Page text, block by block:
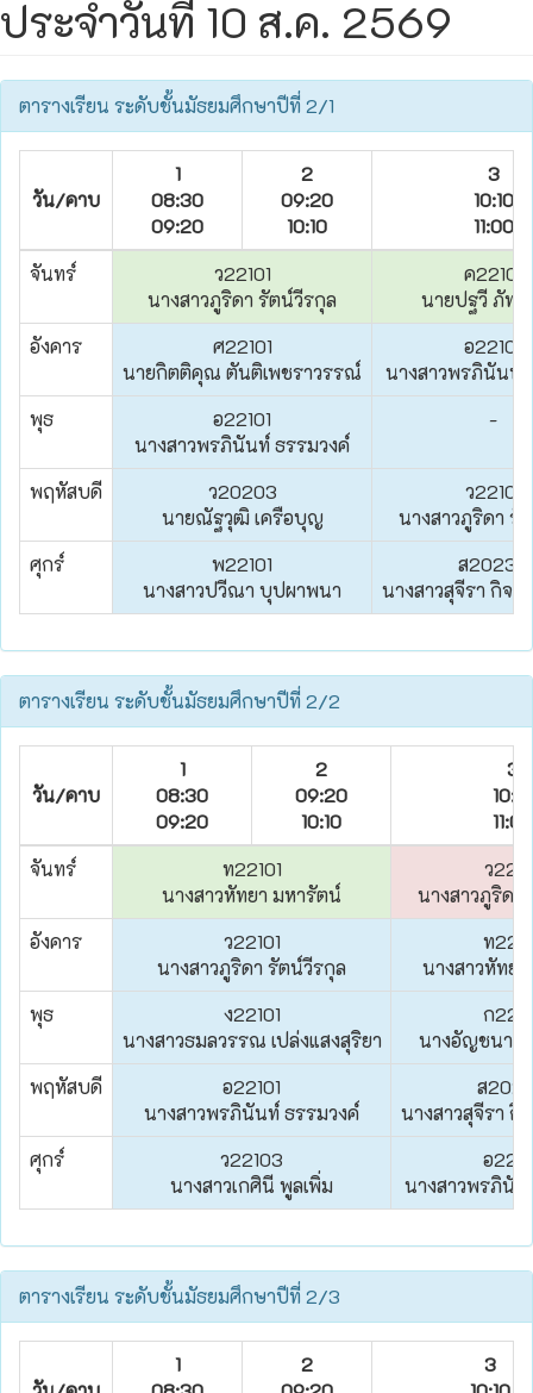
ประจำวันที่ 10 ส.ค. 2569
ตารางเรียน ระดับชั้นมัธยมศึกษาปีที่ 2/1
วัน/คาบ
1
08:30
09:20
2
09:20
10:10
3
10:10
11:00
จันทร์
ว22101
นางสาวภูริดา รัตน์วีรกุล
ค22101
นายปฐวี ภัทร
อังคาร
ศ22101
นายกิตติคุณ ตันติเพชราวรรณ์
อ22101
นางสาวพรภินันท์
พุธ
อ22101
นางสาวพรภินันท์ ธรรมวงค์
-
พฤหัสบดี
ว20203
นายณัฐวุฒิ เครือบุญ
ว22101
นางสาวภูริดา รั
ศุกร์
พ22101
นางสาวปวีณา บุปผาพนา
ส20239
นางสาวสุจีรา กิจ
ตารางเรียน ระดับชั้นมัธยมศึกษาปีที่ 2/2
วัน/คาบ
1
08:30
09:20
2
09:20
10:10
3
10:10
11:00
จันทร์
ท22101
นางสาวหัทยา มหารัตน์
ว
นางสาวภูริดา
อังคาร
ว22101
นางสาวภูริดา รัตน์วีรกุล
ท
นางสาวหัทย
พุธ
ง22101
นางสาวธมลวรรณ เปล่งแสงสุริยา
ก
นางอัญชนาก
พฤหัสบดี
อ22101
นางสาวพรภินันท์ ธรรมวงค์
ส
นางสาวสุจีรา กิ
ศุกร์
ว22103
นางสาวเกศินี พูลเพิ่ม
อ
นางสาวพรภินัน
ตารางเรียน ระดับชั้นมัธยมศึกษาปีที่ 2/3
1
2
3